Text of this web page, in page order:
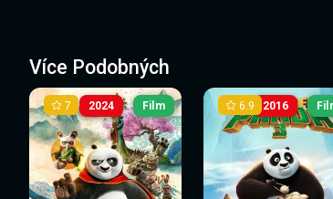
Více Podobných
2024
7 Film 2016
6.9